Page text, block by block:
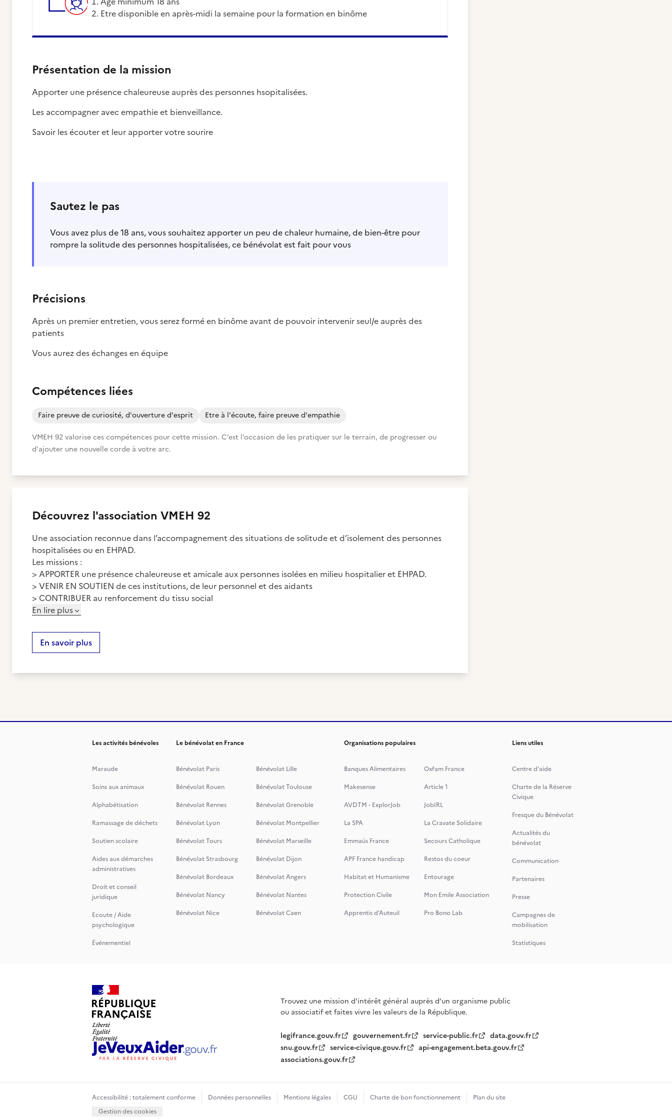
Etre disponible en après-midi la semaine pour la formation en binôme
Présentation de la mission
Apporter une présence chaleureuse auprès des personnes hsopitalisées.
Les accompagner avec empathie et bienveillance.
Savoir les écouter et leur apporter votre sourire
Sautez le pas
Vous avez plus de 18 ans, vous souhaitez apporter un peu de chaleur humaine, de bien-être pour
rompre la solitude des personnes hospitalisées, ce bénévolat est fait pour vous
Précisions
Après un premier entretien, vous serez formé en binôme avant de pouvoir intervenir seul/e auprès des
patients
Vous aurez des échanges en équipe
Compétences liées
Faire preuve de curiosité, d'ouverture d'esprit Etre à l'écoute, faire preuve d'empathie
VMEH 92 valorise ces compétences pour cette mission. C’est l’occasion de les pratiquer sur le terrain, de progresser ou
d'ajouter une nouvelle corde à votre arc.
Découvrez l'association VMEH 92
Une association reconnue dans l’accompagnement des situations de solitude et d’isolement des personnes
hospitalisées ou en EHPAD.
Les missions :
> APPORTER une présence chaleureuse et amicale aux personnes isolées en milieu hospitalier et EHPAD.
> VENIR EN SOUTIEN de ces institutions, de leur personnel et des aidants
> CONTRIBUER au renforcement du tissu social
En lire plus
En savoir plus
Les activités bénévoles
Maraude
Soins aux animaux
Alphabétisation
Ramassage de déchets
Soutien scolaire
Aides aux démarches
administratives
Droit et conseil
juridique
Ecoute / Aide
psychologique
Événementiel
Le bénévolat en France
Bénévolat Paris
Bénévolat Lille
Bénévolat Rouen
Bénévolat Toulouse
Bénévolat Rennes
Bénévolat Grenoble
Bénévolat Lyon
Bénévolat Montpellier
Bénévolat Tours
Bénévolat Marseille
Bénévolat Strasbourg
Bénévolat Dijon
Bénévolat Bordeaux
Bénévolat Angers
Bénévolat Nancy
Bénévolat Nantes
Bénévolat Nice
Bénévolat Caen
Organisations populaires
Banques Alimentaires
Oxfam France
Makesense
Article 1
AVDTM - ExplorJob
JobIRL
La SPA
La Cravate Solidaire
Emmaüs France
Secours Catholique
APF France handicap
Restos du coeur
Habitat et Humanisme
Entourage
Protection Civile
Mon Emile Association
Apprentis d’Auteuil
Pro Bono Lab
Liens utiles
Centre d'aide
Charte de la Réserve
Civique
Fresque du Bénévolat
Actualités du
bénévolat
Communication
Partenaires
Presse
Campagnes de
mobilisation
Statistiques
Trouvez une mission d'intérêt général auprès d’un organisme public
ou associatif et faites vivre les valeurs de la République.
legifrance.gouv.fr gouvernement.fr service-public.fr
data.gouv.fr
snu.gouv.fr
service-civique.gouv.fr
api-engagement.beta.gouv.fr
associations.gouv.fr
Accessibilité : totalement conforme Données personnelles Mentions légales CGU Charte de bon fonctionnement
Plan du site
Gestion des cookies